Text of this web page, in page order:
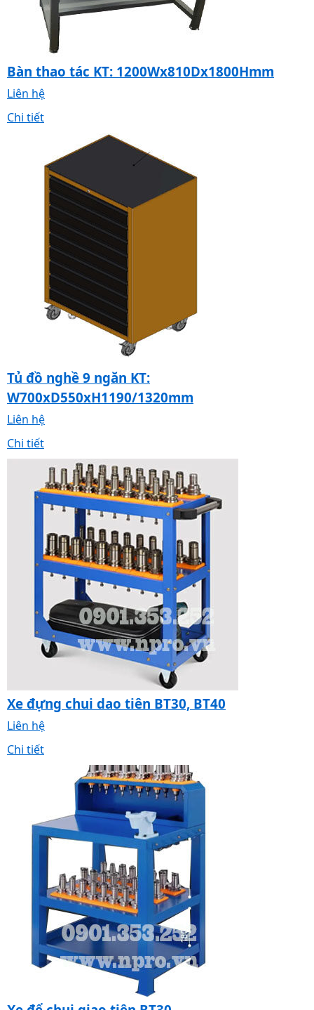
Bàn thao tác KT: 1200Wx810Dx1800Hmm
Liên hệ
Chi tiết
Tủ đồ nghề 9 ngăn KT:
W700xD550xH1190/1320mm
Liên hệ
Chi tiết
Xe đựng chui dao tiên BT30, BT40
Liên hệ
Chi tiết